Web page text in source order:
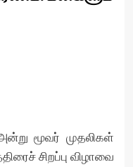
மூவர் முதலிகள்
சிறப்பு விழாவை